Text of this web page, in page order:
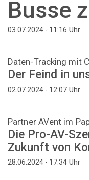
Busse
03.07.2024 - 11:16 Uhr
Daten-Tracking mit
Der Feind in
02.07.2024 - 12:07 Uhr
Partner AVent im
Die Pro-AV-
Zukunft von
28.06.2024 - 17:34 Uhr